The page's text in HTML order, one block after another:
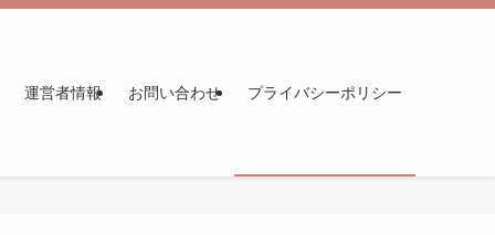
運営者情報 お問い合わせ プライバシーポリシー